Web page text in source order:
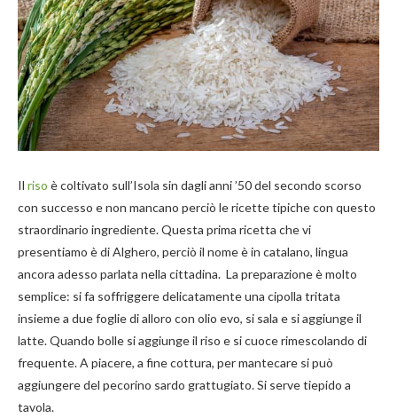
Il riso è coltivato sull’Isola sin dagli anni ’50 del secondo scorso
con successo e non mancano perciò le ricette tipiche con questo
straordinario ingrediente. Questa prima ricetta che vi
presentiamo è di Alghero, perciò il nome è in catalano, lingua
ancora adesso parlata nella cittadina. La preparazione è molto
semplice: si fa soffriggere delicatamente una cipolla tritata
insieme a due foglie di alloro con olio evo, si sala e si aggiunge il
latte. Quando bolle si aggiunge il riso e si cuoce rimescolando di
frequente. A piacere, a fine cottura, per mantecare si può
aggiungere del pecorino sardo grattugiato. Si serve tiepido a
tavola.